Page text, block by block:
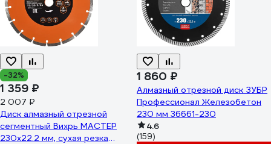
-32%
1 359 ₽
2 007 ₽
Диск алмазный отрезной
сегментный Вихрь МАСТЕР
230х22.2 мм, сухая резка
1 860 ₽
Алмазный отрезной диск ЗУБР
Профессионал Железобетон
230 мм 36661-230
4.6
(159)